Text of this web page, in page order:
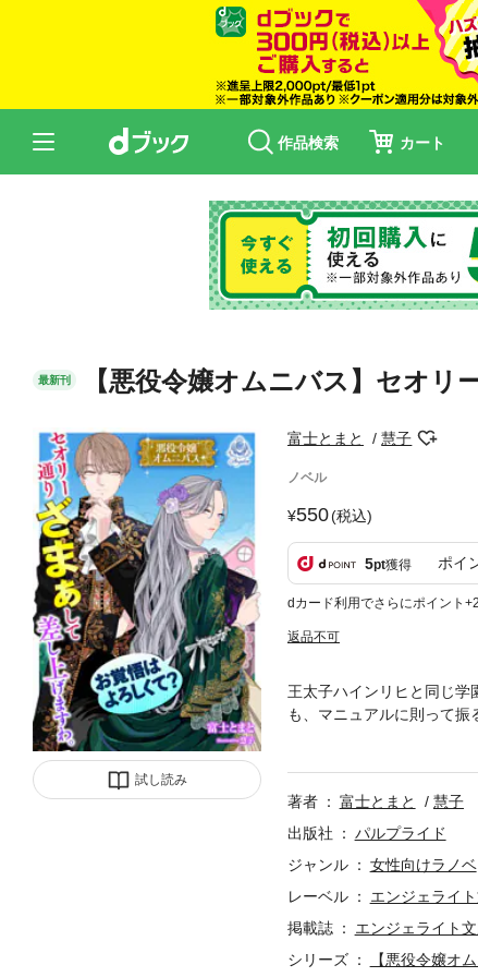
作品検索 カート
最新刊 【悪役令嬢オムニバス】セオ
試し読み
富士とまと 慧子
ノベル
550(税込)
5pt獲得 ポイ
dカード利用でさらにポイント
返品不可
王太子ハインリヒと同じ学
も、マニュアルに則って振
ヒの心も離れていき……。
は悪役令嬢の私と同一人物
アに恋心を抱いてきたマー
に、わがまま放題となり悪
変貌ぶりを不審に思った
いって思っているのでしょ
著者 富士とまと
慧子
出版社
パルプライド
ジャンル
女性向けラノベ
レーベル
エンジェライ
掲載誌
エンジェライト
シリーズ
【悪役令嬢オ